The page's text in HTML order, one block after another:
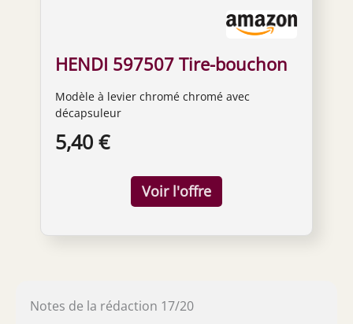
HENDI 597507 Tire-bouchon
Modèle à levier chromé chromé avec
décapsuleur
5,40 €
Notes de la rédaction 17/20